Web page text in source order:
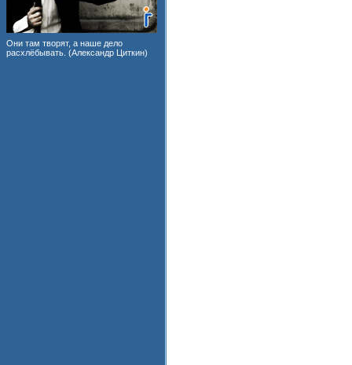
Они там творят, а наше дело
расхлёбывать. (Александр Циткин)